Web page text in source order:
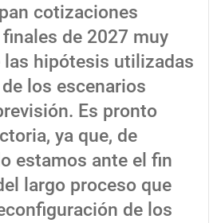
cotizaciones
de 2027 muy
las hipótesis utilizadas
los escenarios
Es pronto
ya que, de
estamos ante el fin
largo proceso que
de los